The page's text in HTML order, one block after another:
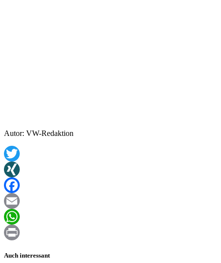
Autor: VW-Redaktion
Twitter
XING
Facebook
Email
WhatsApp
Auch interessant